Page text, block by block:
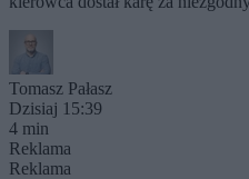
Tomasz Pałasz
Dzisiaj 15:39
4 min
Reklama
Reklama